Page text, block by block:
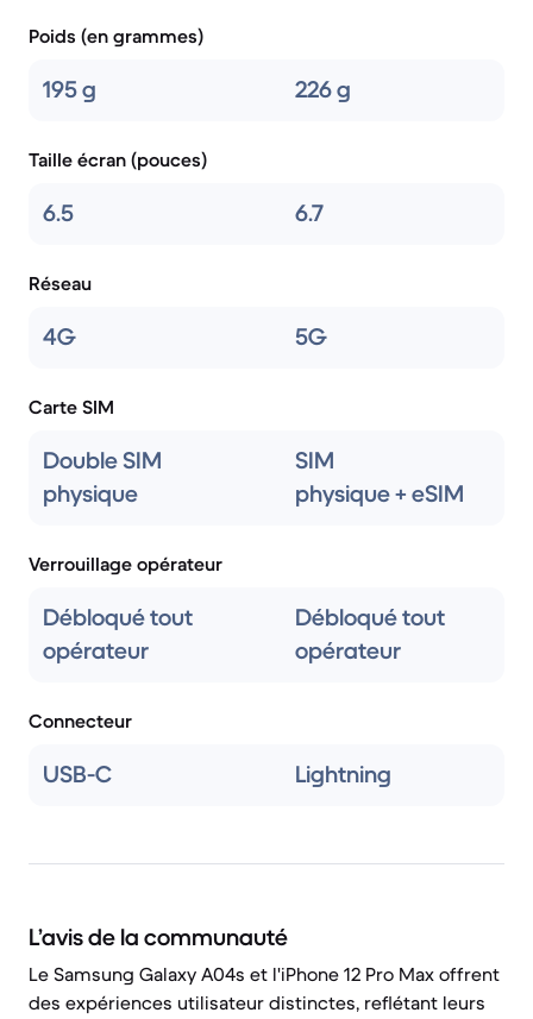
Poids (en grammes)
195 g 226 g
Taille écran (pouces)
6.5 6.7
Réseau
4G 5G
Carte SIM
Double SIM
physique
SIM
physique + eSIM
Verrouillage opérateur
Débloqué tout
opérateur
Débloqué tout
opérateur
Connecteur
USB-C Lightning
L’avis de la communauté
Le Samsung Galaxy A04s et l'iPhone 12 Pro Max offrent
des expériences utilisateur distinctes, reflétant leurs